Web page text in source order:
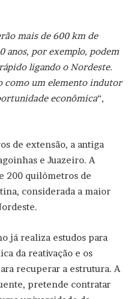
mais de 600 km de
anos, por exemplo, podem
ligando o Nordeste.
como um elemento indutor
econômica“,
de extensão, a antiga
e Juazeiro. A
200 quilômetros de
considerada a maior
já realiza estudos para
da reativação e os
recuperar a estrutura. A
pretende contratar